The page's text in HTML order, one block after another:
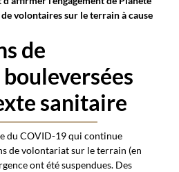
de volontaires sur le terrain à cause
de
sanitaire
du COVID-19 qui continue
de volontariat sur le terrain (en
ont été suspendues. Des